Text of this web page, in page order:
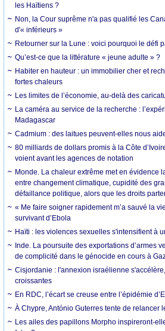
les Haïtiens ?
Non, la Cour suprême n'a pas qualifié les
d'« inférieurs »
Retourner sur la Lune : voici pourquoi le défi
Qu’est-ce que la littérature « jeune adulte » ?
Habiter en hauteur : un immobilier cher et
fortes chaleurs
Les limites de l’économie, au-delà des
La caméra au service de la recherche :
Madagascar
Cadmium : des laitues peuvent-elles nous
80 milliards de dollars promis à la Côte
voient avant les agences de notation
Monde. La chaleur extrême met en évidence
entre changement climatique, cupidité des
défaillance politique, alors que les droits
« Me faire soigner rapidement m’a sauvé la
survivant d’Ebola
Haïti : les violences sexuelles s'intensifient à
Inde. La poursuite des exportations d’armes
de complicité dans le génocide en cours à
Cisjordanie : l'annexion israélienne
croissantes
En RDC, l’écart se creuse entre l’épidémie
À Chypre, António Guterres tente de relancer
Les ailes des papillons Morpho inspireront-